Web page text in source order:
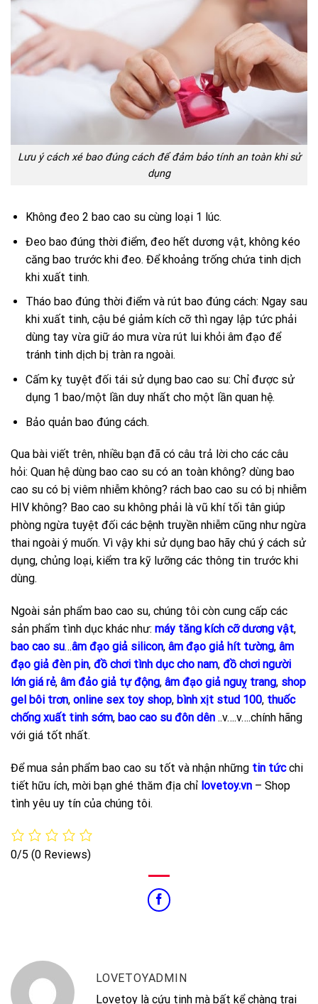
Lưu ý cách xé bao đúng cách để đảm bảo tính an toàn khi sử
dụng
Không đeo 2 bao cao su cùng loại 1 lúc.
Đeo bao đúng thời điểm, đeo hết dương vật, không kéo
căng bao trước khi đeo. Để khoảng trống chứa tinh dịch
khi xuất tinh.
Tháo bao đúng thời điểm và rút bao đúng cách: Ngay sau
khi xuất tinh, cậu bé giảm kích cỡ thì ngay lập tức phải
dùng tay vừa giữ áo mưa vừa rút lui khỏi âm đạo để
tránh tinh dịch bị tràn ra ngoài.
Cấm kỵ tuyệt đối tái sử dụng bao cao su: Chỉ được sử
dụng 1 bao/một lần duy nhất cho một lần quan hệ.
Bảo quản bao đúng cách.
Qua bài viết trên, nhiều bạn đã có câu trả lời cho các câu
hỏi: Quan hệ dùng bao cao su có an toàn không? dùng bao
cao su có bị viêm nhiễm không? rách bao cao su có bị nhiễm
HIV không? Bao cao su không phải là vũ khí tối tân giúp
phòng ngừa tuyệt đối các bệnh truyền nhiễm cũng như ngừa
thai ngoài ý muốn. Vì vậy khi sử dụng bao hãy chú ý cách sử
dụng, chủng loại, kiểm tra kỹ lưỡng các thông tin trước khi
dùng.
Ngoài sản phẩm bao cao su, chúng tôi còn cung cấp các
sản phẩm tình dục khác như: máy tăng kích cỡ dương vật,
bao cao su…âm đạo giả silicon, âm đạo giả hít tường, âm
đạo giả đèn pin, đồ chơi tình dục cho nam, đồ chơi người
lớn giá rẻ, âm đảo giả tự động, âm đạo giả nguỵ trang, shop
gel bôi trơn, online sex toy shop, bình xịt stud 100, thuốc
chống xuất tinh sớm, bao cao su đôn dên ..v….v….chính hãng
với giá tốt nhất.
Để mua sản phẩm bao cao su tốt và nhận những tin tứcchi
tiết hữu ích, mời bạn ghé thăm địa chỉ lovetoy.vn – Shop
tình yêu uy tín của chúng tôi.
0/5 (0 Reviews)
LOVETOYADMIN
Lovetoy là cứu tinh mà bất kể chàng trai